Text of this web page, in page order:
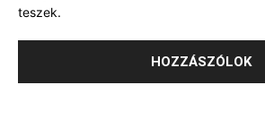
teszek.